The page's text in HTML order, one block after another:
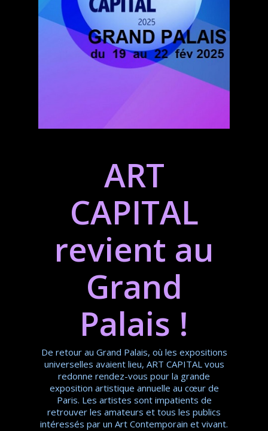
ART
CAPITAL
revient au
Grand
Palais !
De retour au Grand Palais, où les expositions
universelles avaient lieu, ART CAPITAL vous
redonne rendez-vous pour la grande
exposition artistique annuelle au cœur de
Paris. Les artistes sont impatients de
retrouver les amateurs et tous les publics
intéressés par un Art Contemporain et vivant.